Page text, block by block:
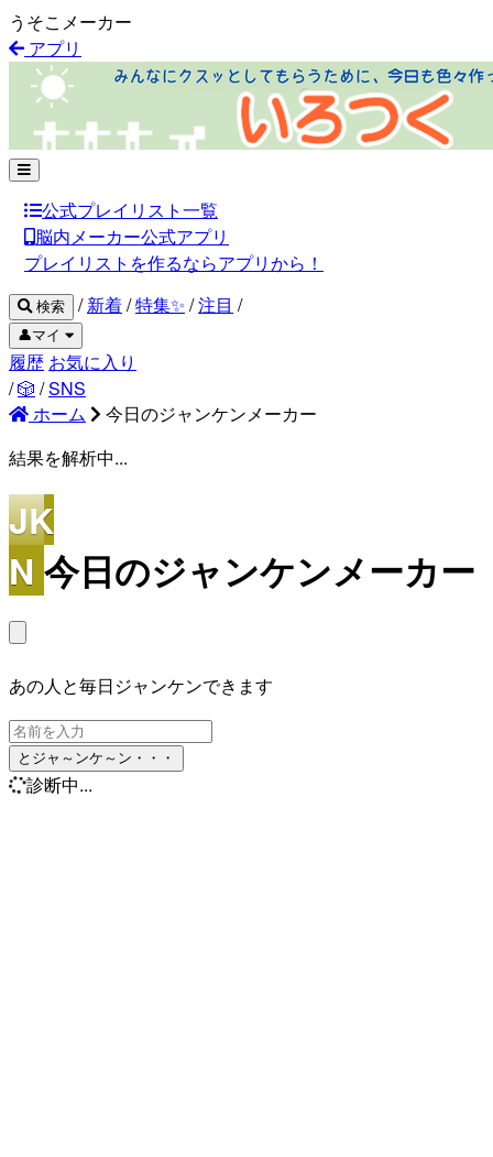
うそこメーカー
アプリ
公式プレイリスト一覧
脳内メーカー公式アプリ
プレイリストを作るならアプリから！
検索 / 新着/特集✨ /注目 /
👤マイ
履歴 お気に入り
/🎲 /SNS
ホーム
今日のジャンケンメーカー
結果を解析中...
JK
N 今日のジャンケンメーカー
あの人と毎日ジャンケンできます
とジャ～ンケ～ン・・・
診断中...